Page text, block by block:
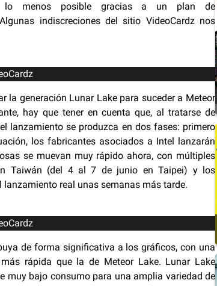
menos posible gracias a un plan de
indiscreciones del sitio VideoCardz nos
la generación Lunar Lake para suceder a Meteor
hay que tener en cuenta que, al tratarse de
lanzamiento se produzca en dos fases: primero
los fabricantes asociados a Intel lanzarán
se muevan muy rápido ahora, con múltiples
Taiwán (del 4 al 7 de junio en Taipei) y los
real unas semanas más tarde.
de forma significativa a los gráficos, con una
rápida que la de Meteor Lake. Lunar Lake
muy bajo consumo para una amplia variedad de